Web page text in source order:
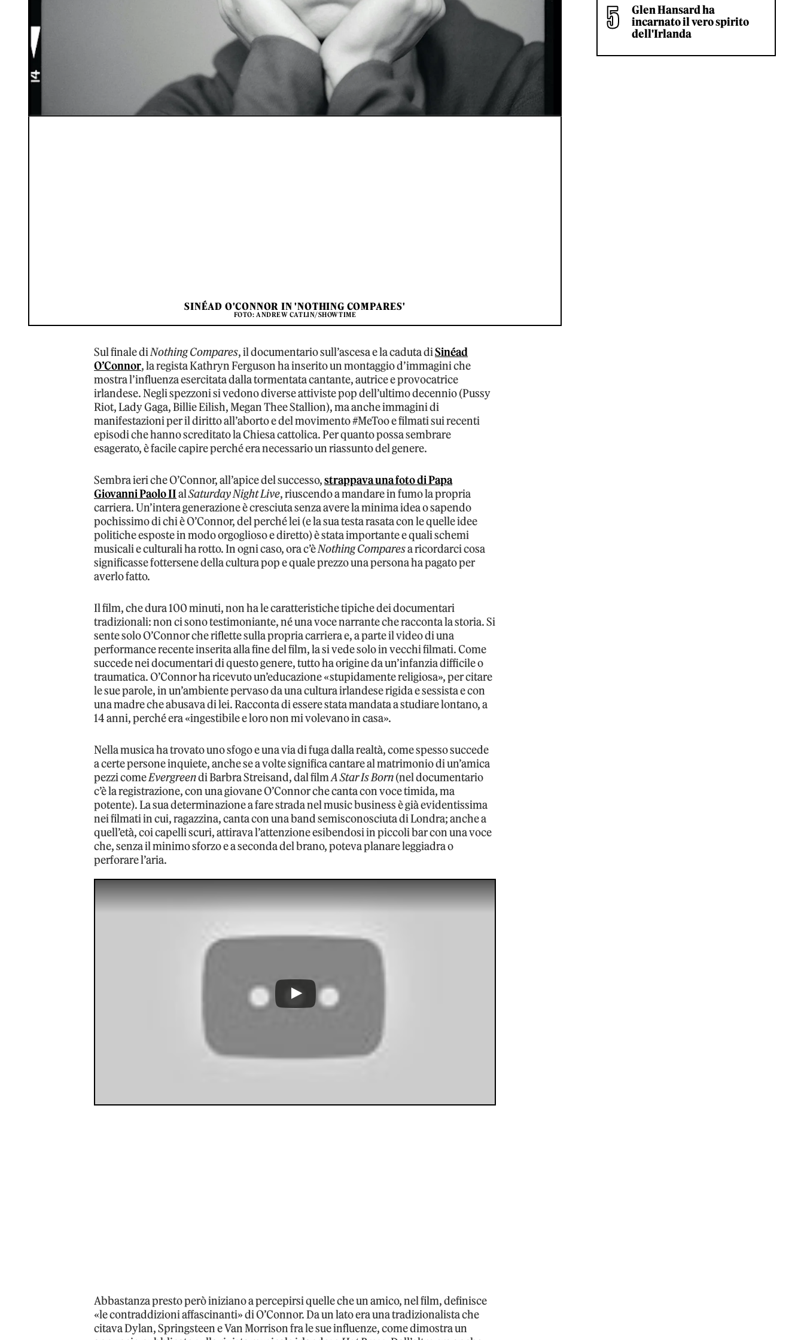
SINÉAD O'CONNOR IN 'NOTHING COMPARES'
FOTO: ANDREW CATLIN/SHOWTIME
Sul finale diNothing Compares, il documentario sull’ascesa e la caduta diSinéad
O’Connor, la regista Kathryn Ferguson ha inserito un montaggio d’immagini che
mostra l’influenza esercitata dalla tormentata cantante, autrice e provocatrice
irlandese. Negli spezzoni si vedono diverse attiviste pop dell’ultimo decennio (Pussy
Riot, Lady Gaga, Billie Eilish, Megan Thee Stallion), ma anche immagini di
manifestazioni per il diritto all’aborto e del movimento #MeToo e filmati sui recenti
episodi che hanno screditato la Chiesa cattolica. Per quanto possa sembrare
esagerato, è facile capire perché era necessario un riassunto del genere.
Sembra ieri che O’Connor, all’apice del successo,strappava una foto di Papa
Giovanni Paolo IIalSaturday Night Live, riuscendo a mandare in fumo la propria
carriera. Un’intera generazione è cresciuta senza avere la minima idea o sapendo
pochissimo di chi è O’Connor, del perché lei (e la sua testa rasata con le quelle idee
politiche esposte in modo orgoglioso e diretto) è stata importante e quali schemi
musicali e culturali ha rotto. In ogni caso, ora c’èNothing Comparesa ricordarci cosa
significasse fottersene della cultura pop e quale prezzo una persona ha pagato per
averlo fatto.
Il film, che dura 100 minuti, non ha le caratteristiche tipiche dei documentari
tradizionali: non ci sono testimoniante, né una voce narrante che racconta la storia. Si
sente solo O’Connor che riflette sulla propria carriera e, a parte il video di una
performance recente inserita alla fine del film, la si vede solo in vecchi filmati. Come
succede nei documentari di questo genere, tutto ha origine da un’infanzia difficile o
traumatica. O’Connor ha ricevuto un’educazione «stupidamente religiosa», per citare
le sue parole, in un’ambiente pervaso da una cultura irlandese rigida e sessista e con
una madre che abusava di lei. Racconta di essere stata mandata a studiare lontano, a
14 anni, perché era «ingestibile e loro non mi volevano in casa».
Nella musica ha trovato uno sfogo e una via di fuga dalla realtà, come spesso succede
a certe persone inquiete, anche se a volte significa cantare al matrimonio di un’amica
pezzi comeEvergreendi Barbra Streisand, dal filmA Star Is Born(nel documentario
c’è la registrazione, con una giovane O’Connor che canta con voce timida, ma
potente). La sua determinazione a fare strada nel music business è già evidentissima
nei filmati in cui, ragazzina, canta con una band semisconosciuta di Londra; anche a
quell’età, coi capelli scuri, attirava l’attenzione esibendosi in piccoli bar con una voce
che, senza il minimo sforzo e a seconda del brano, poteva planare leggiadra o
perforare l’aria.
Abbastanza presto però iniziano a percepirsi quelle che un amico, nel film, definisce
«le contraddizioni affascinanti» di O’Connor. Da un lato era una tradizionalista che
citava Dylan, Springsteen e Van Morrison fra le sue influenze, come dimostra un
Glen Hansard ha
incarnato il vero spirito
dell'Irlanda